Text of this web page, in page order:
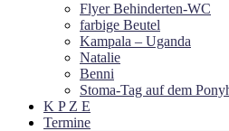
Flyer Behinderten-WC
farbige Beutel
Kampala – Uganda
Natalie
Benni
Stoma-Tag auf dem
K P Z E
Termine